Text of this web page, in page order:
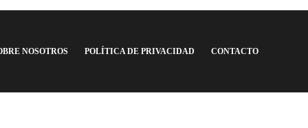
NOSOTROS POLÍTICA DE PRIVACIDAD CONTACTO